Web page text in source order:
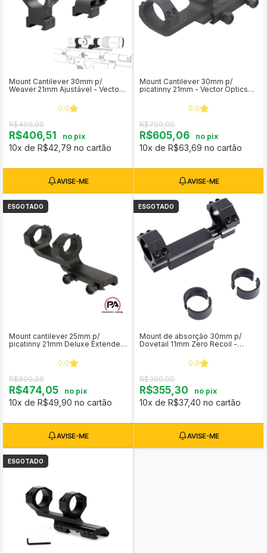
Mount Cantilever 30mm p/
Weaver 21mm Ajustável - Vector
0.0
R$499,00
R$406,51 no pix
10x de R$42,79 no cartão
Mount Cantilever 30mm p/
picatinny 21mm - Vector Optics
0.0
R$799,00
R$605,06 no pix
10x de R$63,69 no cartão
ESGOTADO
Mount cantilever 25mm p/
picatinny 21mm Deluxe Extended
0.0
R$899,00
R$474,05 no pix
10x de R$49,90 no cartão
ESGOTADO
Mount de absorção 30mm p/
Dovetail 11mm Zero Recoil -
0.0
R$399,00
R$355,30 no pix
10x de R$37,40 no cartão
ESGOTADO